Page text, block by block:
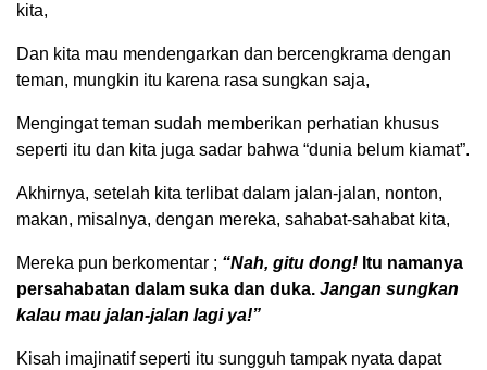
kita,
Dan kita mau mendengarkan dan bercengkrama dengan
teman, mungkin itu karena rasa sungkan saja,
Mengingat teman sudah memberikan perhatian khusus
seperti itu dan kita juga sadar bahwa “dunia belum kiamat”.
Akhirnya, setelah kita terlibat dalam jalan-jalan, nonton,
makan, misalnya, dengan mereka, sahabat-sahabat kita,
Mereka pun berkomentar ; “Nah, gitu dong! Itu namanya
persahabatan dalam suka dan duka. Jangan sungkan
kalau mau jalan-jalan lagi ya!”
Kisah imajinatif seperti itu sungguh tampak nyata dapat